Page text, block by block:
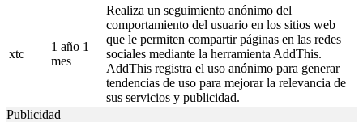
xtc
1 año 1
mes
Realiza un seguimiento anónimo del
comportamiento del usuario en los sitios web
que le permiten compartir páginas en las redes
sociales mediante la herramienta AddThis.
AddThis registra el uso anónimo para generar
tendencias de uso para mejorar la relevancia de
sus servicios y publicidad.
Publicidad